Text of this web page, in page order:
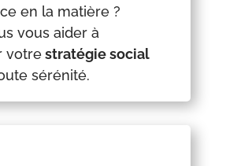
en la matière ?
vous aider à
votrestratégie social
sérénité.